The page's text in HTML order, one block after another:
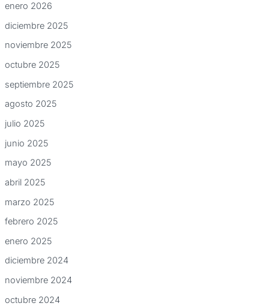
enero 2026
diciembre 2025
noviembre 2025
octubre 2025
septiembre 2025
agosto 2025
julio 2025
junio 2025
mayo 2025
abril 2025
marzo 2025
febrero 2025
enero 2025
diciembre 2024
noviembre 2024
octubre 2024